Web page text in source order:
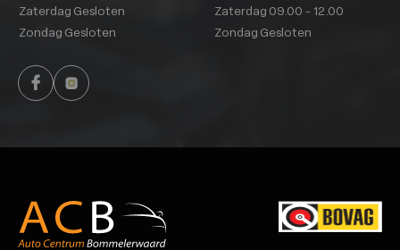
Zaterdag Gesloten
Zondag Gesloten
Zaterdag 09.00 - 12.00
Zondag Gesloten